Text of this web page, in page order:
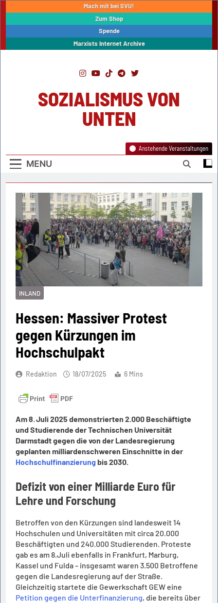
Mach mit bei SVU!
Zum Shop
Spende
Marxists Internet Archive
SOZIALISMUS VON
UNTEN
MENU
Anstehende Veranstaltungen
INLAND
Hessen: Massiver Protest
gegen Kürzungen im
Hochschulpakt
Redaktion 18/07/2025 6 Mins
Am 8. Juli 2025 demonstrierten 2.000 Beschäftigte
und Studierende der Technischen Universität
Darmstadt gegen die von der Landesregierung
geplanten milliardenschweren Einschnitte in der
Hochschulfinanzierung bis 2030.
Defizit von einer Milliarde Euro für
Lehre und Forschung
Betroffen von den Kürzungen sind landesweit 14
Hochschulen und Universitäten mit circa 20.000
Beschäftigten und 240.000 Studierenden. Proteste
gab es am 8.Juli ebenfalls in Frankfurt, Marburg,
Kassel und Fulda – insgesamt waren 3.500 Betroffene
gegen die Landesregierung auf der Straße.
Gleichzeitig startete die Gewerkschaft GEW eine
Petition gegen die Unterfinanzierung, die bereits über